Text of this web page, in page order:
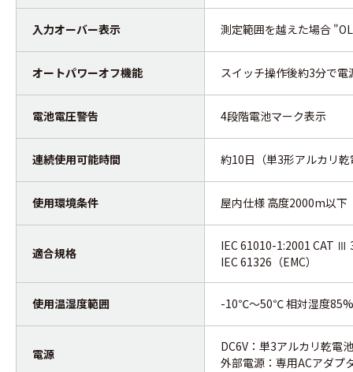
入力オーバー表示 測定範囲を越えた場合
オートパワーオフ機能 スイッチ操作後約3分で電
電池電圧警告 4段階電池マーク表示
連続使用可能時間 約10日（単3形アルカリ
使用環境条件 屋内仕様 高度2000m以下
適合規格
IEC 61010-1:2001 CAT Ⅲ
IEC 61326（EMC）
使用温湿度範囲 -10℃～50℃ 相対湿度
電源
DC6V：単3アルカリ乾電
外部電源：専用ACアダプ